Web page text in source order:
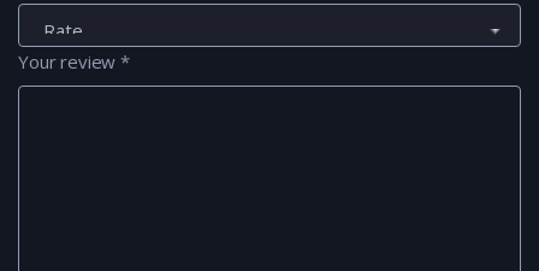
Your review*